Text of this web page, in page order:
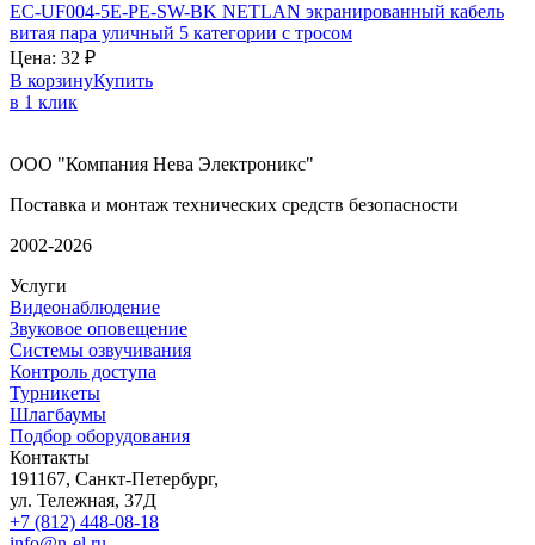
EC-UF004-5E-PE-SW-BK NETLAN экранированный кабель
витая пара уличный 5 категории с тросом
Цена: 32 ₽
В корзинуКупить
в 1 клик
ООО "Компания Нева Электроникс"
Поставка и монтаж технических средств безопасности
2002-2026
Услуги
Видеонаблюдение
Звуковое оповещение
Системы озвучивания
Контроль доступа
Турникеты
Шлагбаумы
Подбор оборудования
Контакты
191167, Санкт-Петербург,
ул. Тележная, 37Д
+7 (812) 448-08-18